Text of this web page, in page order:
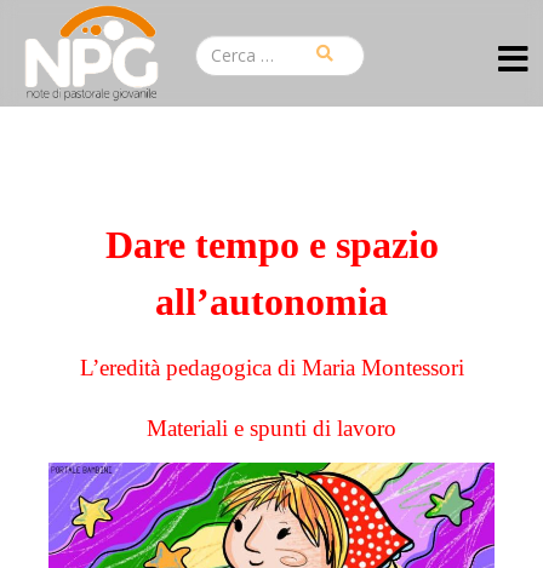
Dare tempo e spazio
all’autonomia
L’eredità pedagogica di Maria Montessori
Materiali e spunti di lavoro